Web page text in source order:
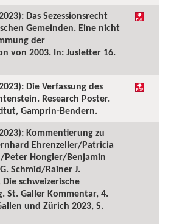
Das Sezessionsrecht
Gemeinden. Eine nicht
der
von 2003. In: Jusletter 16.
Die Verfassung des
Research Poster.
Gamprin-Bendern.
Kommentierung zu
Ehrenzeller/Patricia
Peter Hongler/Benjamin
Schmid/Rainer J.
schweizerische
St. Galler Kommentar, 4.
und Zürich 2023, S.